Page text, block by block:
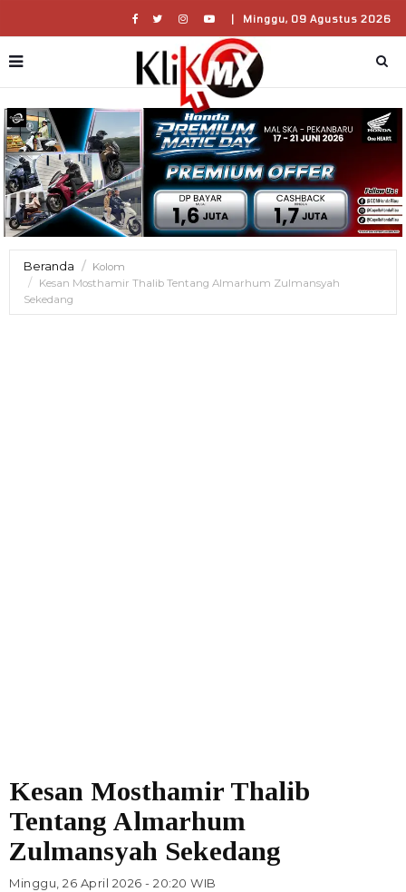
| Minggu, 09 Agustus 2026
Beranda
Kolom
Kesan Mosthamir Thalib Tentang Almarhum Zulmansyah
Sekedang
Kesan Mosthamir Thalib
Tentang Almarhum
Zulmansyah Sekedang
Minggu, 26 April 2026 - 20:20 WIB